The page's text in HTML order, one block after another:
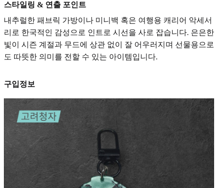
스타일링 & 연출 포인트
내추럴한 패브릭 가방이나 미니백 혹은 여행용 캐리어 악세서
리로 한국적인 감성으로 인트로 시선을 사로 잡습니다. 은은한
빛이 시즌 계절과 무드에 상관 없이 잘 어우러지며 선물용으로
도 따뜻한 의미를 전할 수 있는 아이템입니다.
구입정보